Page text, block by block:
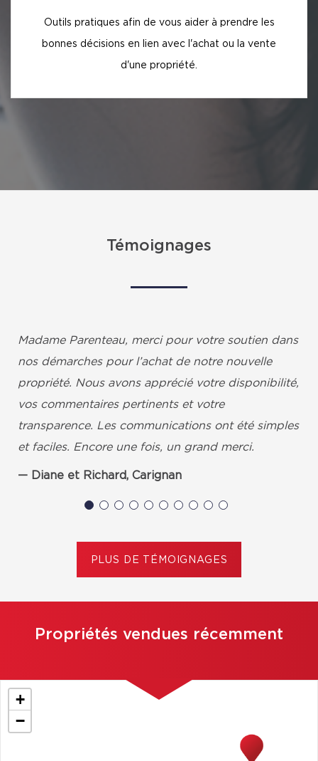
Outils pratiques afin de vous aider à prendre les
bonnes décisions en lien avec l'achat ou la vente
d'une propriété.
Témoignages
Madame Parenteau, merci pour votre soutien dans
nos démarches pour l’achat de notre nouvelle
propriété. Nous avons apprécié votre disponibilité,
vos commentaires pertinents et votre
transparence. Les communications ont été simples
et faciles. Encore une fois, un grand merci.
Diane et Richard, Carignan
PLUS DE TÉMOIGNAGES
Propriétés vendues récemment
+
−